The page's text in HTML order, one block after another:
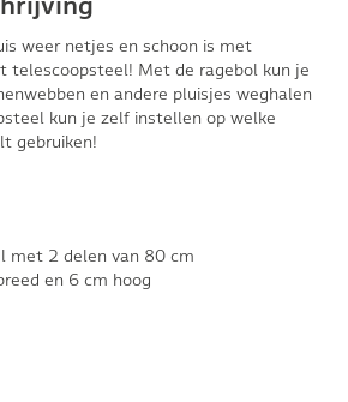
weer netjes en schoon is met
telescoopsteel! Met de ragebol kun je
en andere pluisjes weghalen
kun je zelf instellen op welke
gebruiken!
met 2 delen van 80 cm
en 6 cm hoog